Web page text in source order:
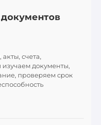
счета,
документы,
проверяем срок